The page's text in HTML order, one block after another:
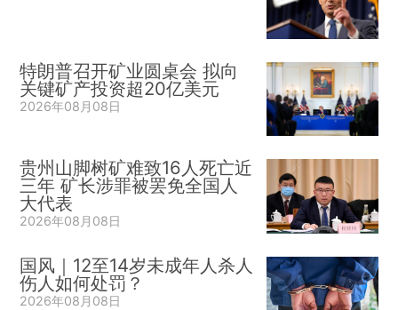
特朗普召开矿业圆桌会 拟向
关键矿产投资超20亿美元
2026年08月08日
贵州山脚树矿难致16人死亡近
三年 矿长涉罪被罢免全国人
大代表
2026年08月08日
国风｜12至14岁未成年人杀人
伤人如何处罚？
2026年08月08日